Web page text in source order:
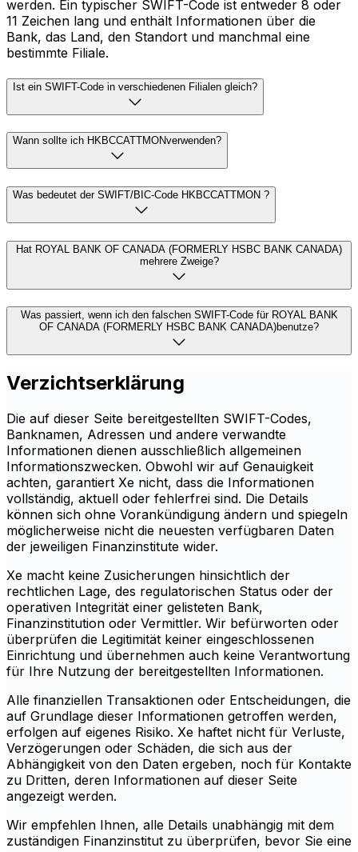
werden. Ein typischer SWIFT-Code ist entweder 8 oder
11 Zeichen lang und enthält Informationen über die
Bank, das Land, den Standort und manchmal eine
bestimmte Filiale.
Ist ein SWIFT-Code in verschiedenen Filialen gleich?
Wann sollte ich HKBCCATTMONverwenden?
Was bedeutet der SWIFT/BIC-Code HKBCCATTMON ?
Hat ROYAL BANK OF CANADA (FORMERLY HSBC BANK CANADA)
mehrere Zweige?
Was passiert, wenn ich den falschen SWIFT-Code für ROYAL BANK
OF CANADA (FORMERLY HSBC BANK CANADA)benutze?
Verzichtserklärung
Die auf dieser Seite bereitgestellten SWIFT-Codes,
Banknamen, Adressen und andere verwandte
Informationen dienen ausschließlich allgemeinen
Informationszwecken. Obwohl wir auf Genauigkeit
achten, garantiert Xe nicht, dass die Informationen
vollständig, aktuell oder fehlerfrei sind. Die Details
können sich ohne Vorankündigung ändern und spiegeln
möglicherweise nicht die neuesten verfügbaren Daten
der jeweiligen Finanzinstitute wider.
Xe macht keine Zusicherungen hinsichtlich der
rechtlichen Lage, des regulatorischen Status oder der
operativen Integrität einer gelisteten Bank,
Finanzinstitution oder Vermittler. Wir befürworten oder
überprüfen die Legitimität keiner eingeschlossenen
Einrichtung und übernehmen auch keine Verantwortung
für Ihre Nutzung der bereitgestellten Informationen.
Alle finanziellen Transaktionen oder Entscheidungen, die
auf Grundlage dieser Informationen getroffen werden,
erfolgen auf eigenes Risiko. Xe haftet nicht für Verluste,
Verzögerungen oder Schäden, die sich aus der
Abhängigkeit von den Daten ergeben, noch für Kontakte
zu Dritten, deren Informationen auf dieser Seite
angezeigt werden.
Wir empfehlen Ihnen, alle Details unabhängig mit dem
zuständigen Finanzinstitut zu überprüfen, bevor Sie eine